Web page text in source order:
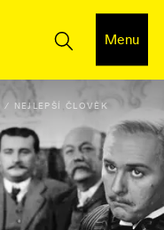
Menu
NEJLEPŠÍ ČLOVĚK